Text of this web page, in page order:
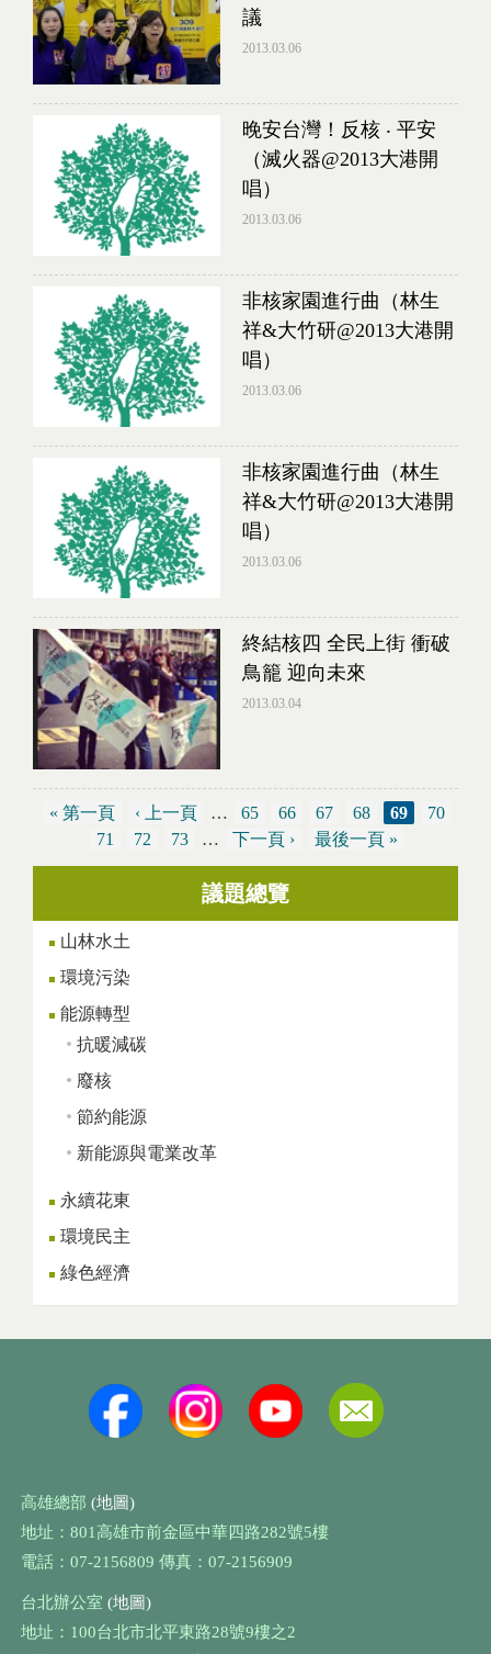
議
2013.03.06
晚安台灣！反核 ‧ 平安
（滅火器@2013大港開
唱）
2013.03.06
非核家園進行曲（林生
祥&大竹研@2013大港開
唱）
2013.03.06
非核家園進行曲（林生
祥&大竹研@2013大港開
唱）
2013.03.06
終結核四 全民上街 衝破
鳥籠 迎向未來
2013.03.04
« 第一頁 ‹ 上一頁 … 65 66 67 68 69
70
71
72 73 … 下一頁 › 最後一頁 »
議題總覽
山林水土
環境污染
能源轉型
抗暖減碳
廢核
節約能源
新能源與電業改革
永續花東
環境民主
綠色經濟
高雄總部 (地圖)
地址：801高雄市前金區中華四路282號5樓
電話：07-2156809 傳真：07-2156909
台北辦公室 (地圖)
地址：100台北市北平東路28號9樓之2